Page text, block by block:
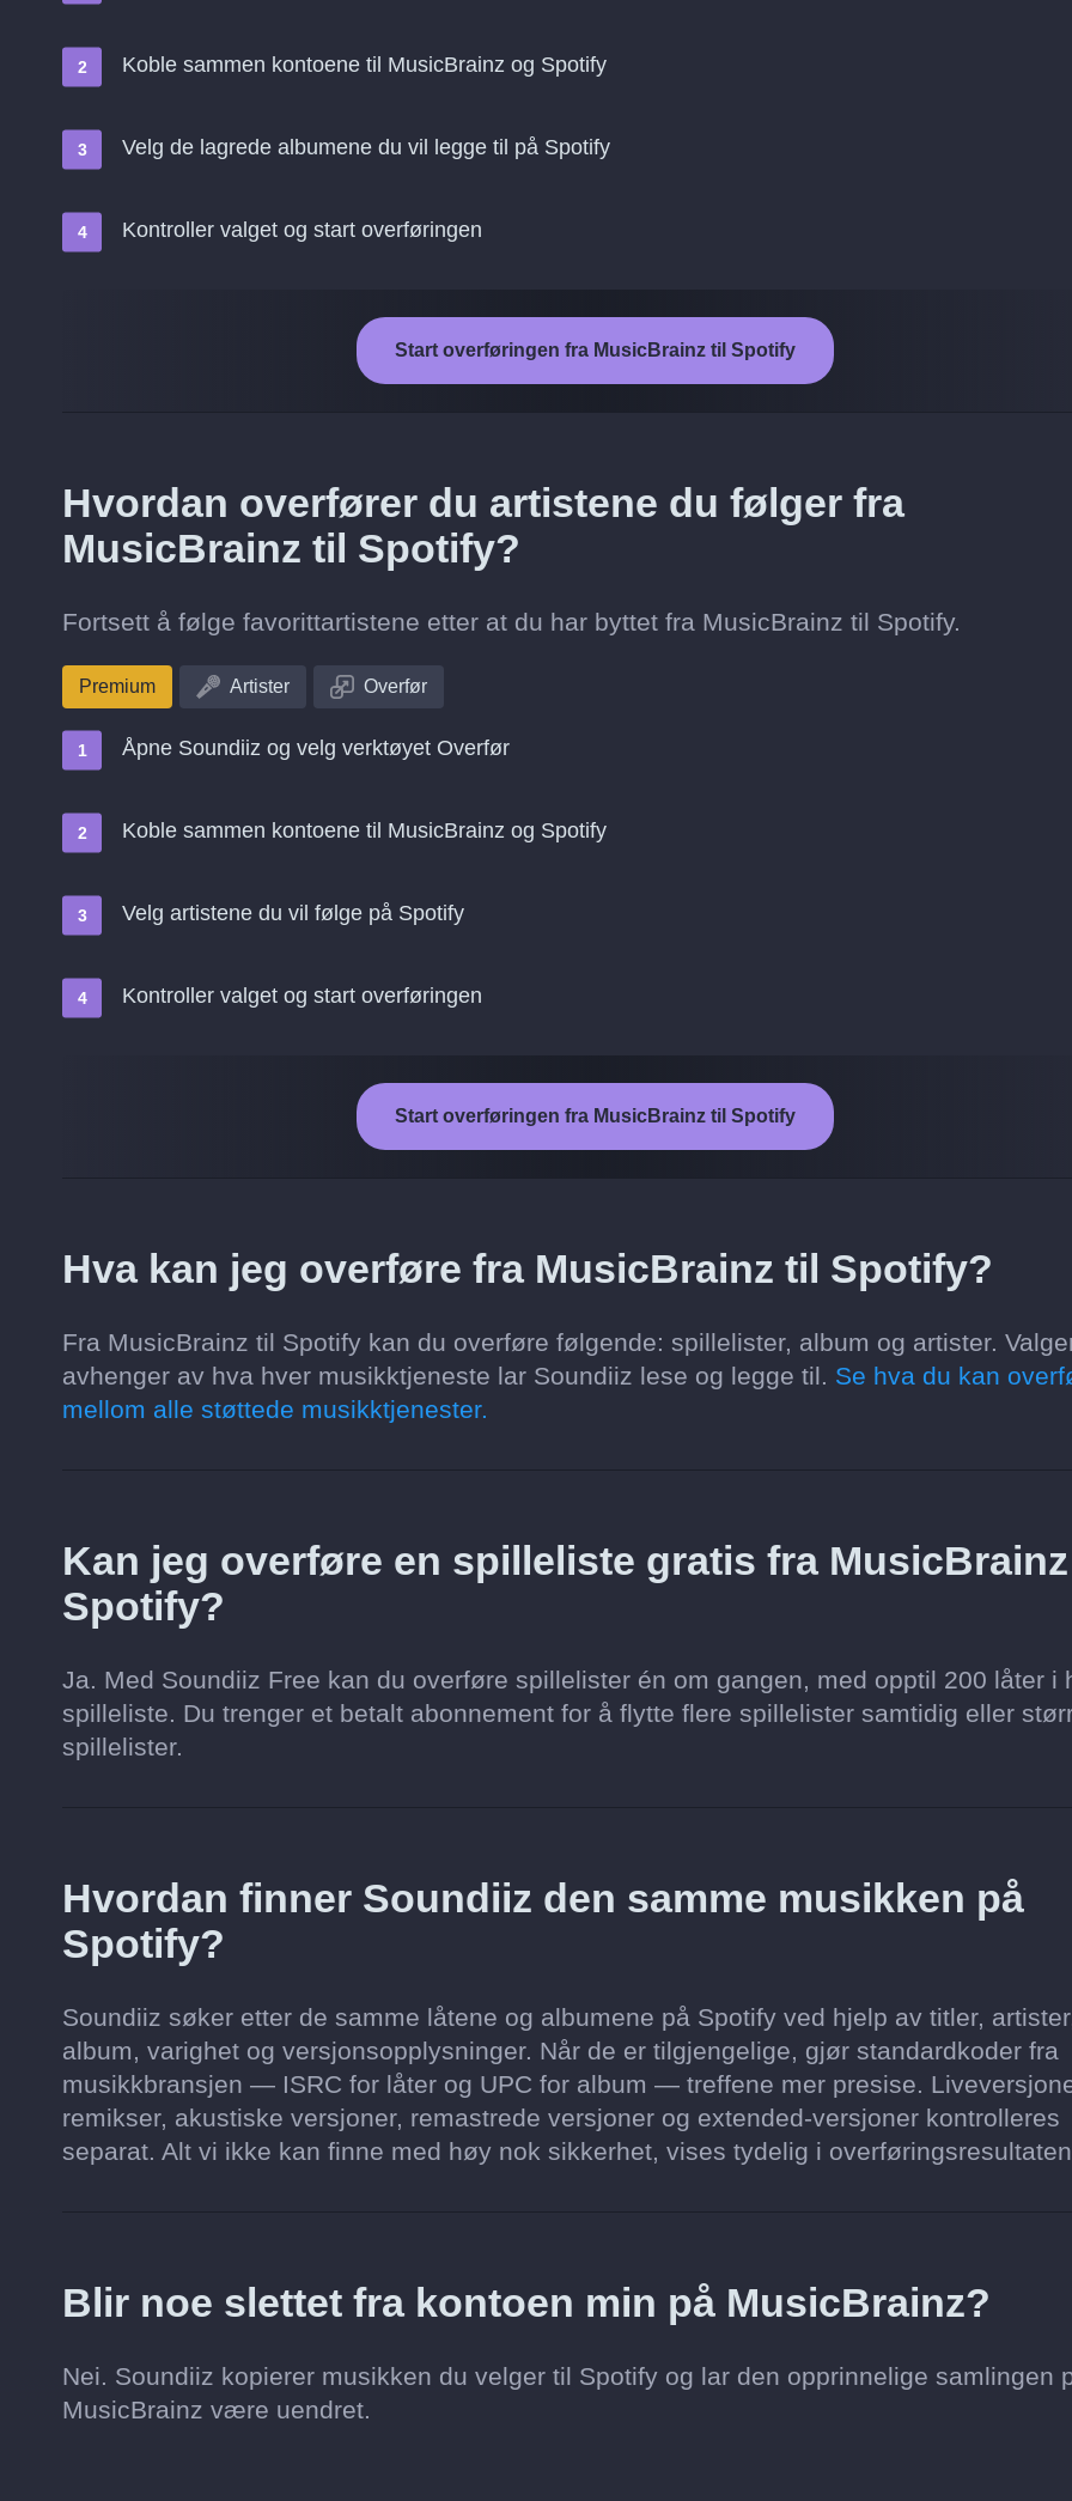
Koble sammen kontoene til MusicBrainz og Spotify
Velg de lagrede albumene du vil legge til på Spotify
Kontroller valget og start overføringen
Start overføringen fra MusicBrainz til Spotify
Hvordan overfører du artistene du følger fra
MusicBrainz til Spotify?
Fortsett å følge favorittartistene etter at du har byttet fra MusicBrainz til Spotify.
Premium Artister Overfør
Åpne Soundiiz og velg verktøyet Overfør
Koble sammen kontoene til MusicBrainz og Spotify
Velg artistene du vil følge på Spotify
Kontroller valget og start overføringen
Start overføringen fra MusicBrainz til Spotify
Hva kan jeg overføre fra MusicBrainz til Spotify?
Fra MusicBrainz til Spotify kan du overføre følgende: spillelister, album og artister.
avhenger av hva hver musikktjeneste lar Soundiiz lese og legge til. Se hva du kan
mellom alle støttede musikktjenester.
Kan jeg overføre en spilleliste gratis fra
Spotify?
Ja. Med Soundiiz Free kan du overføre spillelister én om gangen, med opptil 200 låter i
spilleliste. Du trenger et betalt abonnement for å flytte flere spillelister samtidig eller
spillelister.
Hvordan finner Soundiiz den samme musikken på
Spotify?
Soundiiz søker etter de samme låtene og albumene på Spotify ved hjelp av titler,
album, varighet og versjonsopplysninger. Når de er tilgjengelige, gjør standardkoder fra
musikkbransjen — ISRC for låter og UPC for album — treffene mer presise.
remikser, akustiske versjoner, remastrede versjoner og extended-versjoner kontrolleres
separat. Alt vi ikke kan finne med høy nok sikkerhet, vises tydelig i
Blir noe slettet fra kontoen min på MusicBrainz?
Nei. Soundiiz kopierer musikken du velger til Spotify og lar den opprinnelige samlingen
MusicBrainz være uendret.